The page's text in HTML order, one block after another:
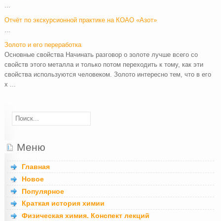
...
Отчёт по экскурсионной практике на КОАО «Азот»
...
Золото и его переработка
Основные свойства Начинать разговор о золоте лучше всего со
свойств этого металла и только потом переходить к тому, как эти
свойства используются человеком. Золото интересно тем, что в его
х ...
Меню
Главная
Новое
Популярное
Краткая история химии
Физическая химия. Конспект лекций